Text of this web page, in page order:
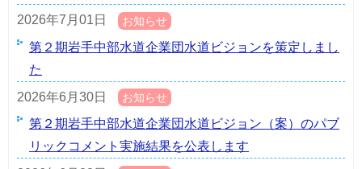
2026年7月01日
お知らせ
第２期岩手中部水道企業団水道ビジョンを策定しまし
た
2026年6月30日
お知らせ
第２期岩手中部水道企業団水道ビジョン（案）のパブ
リックコメント実施結果を公表します